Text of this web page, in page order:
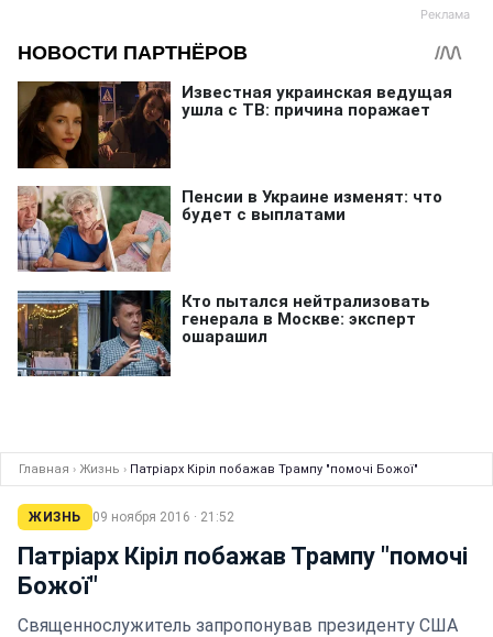
Главная › Жизнь › Патріарх Кіріл побажав Трампу "помочі Божої"
ЖИЗНЬ 09 ноября 2016 · 21:52
Патріарх Кіріл побажав Трампу "помочі
Божої"
Священнослужитель запропонував президенту США